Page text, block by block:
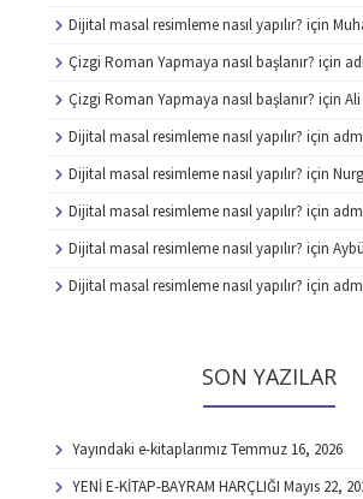
Dijital masal resimleme nasıl yapılır? için
Çizgi Roman Yapmaya nasıl başlanır? için
Çizgi Roman Yapmaya nasıl başlanır? için Ali
Dijital masal resimleme nasıl yapılır? için
Dijital masal resimleme nasıl yapılır? için
Dijital masal resimleme nasıl yapılır? için
Dijital masal resimleme nasıl yapılır? için
Dijital masal resimleme nasıl yapılır? için
SON YAZILAR
Yayındaki e-kitaplarımızTemmuz 16, 2026
YENİ E-KİTAP-BAYRAM HARÇLIĞI Mayıs 22,